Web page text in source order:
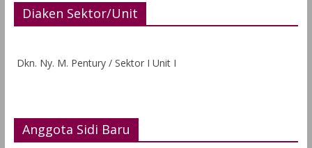
Diaken Sektor/Unit
Dkn. Ny. M. Pentury / Sektor I Unit I
Anggota Sidi Baru